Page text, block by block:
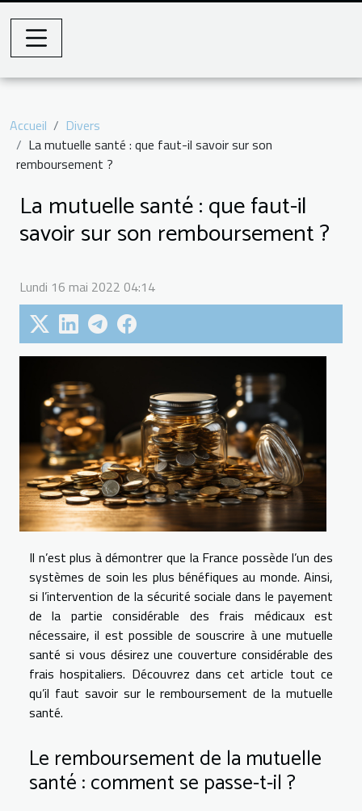
Accueil
Divers
La mutuelle santé : que faut-il savoir sur son
remboursement ?
La mutuelle santé : que faut-il
savoir sur son remboursement ?
Lundi 16 mai 2022 04:14
Il n’est plus à démontrer que la France possède l’un des
systèmes de soin les plus bénéfiques au monde. Ainsi,
si l’intervention de la sécurité sociale dans le payement
de la partie considérable des frais médicaux est
nécessaire, il est possible de souscrire à une mutuelle
santé si vous désirez une couverture considérable des
frais hospitaliers. Découvrez dans cet article tout ce
qu’il faut savoir sur le remboursement de la mutuelle
santé.
Le remboursement de la mutuelle
santé : comment se passe-t-il ?